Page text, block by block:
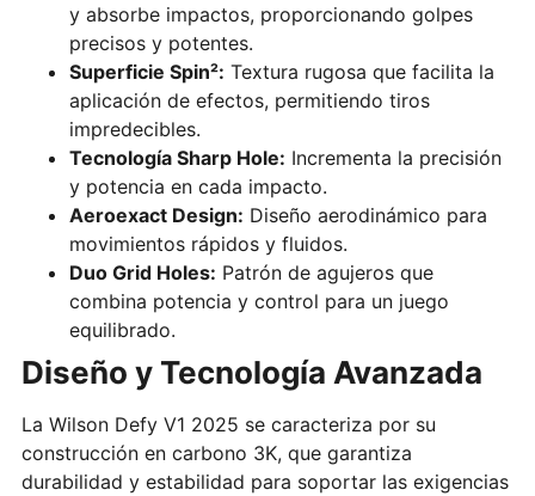
y absorbe impactos, proporcionando golpes
precisos y potentes.
Superficie Spin²: Textura rugosa que facilita la
aplicación de efectos, permitiendo tiros
impredecibles.
Tecnología Sharp Hole: Incrementa la precisión
y potencia en cada impacto.
Aeroexact Design: Diseño aerodinámico para
movimientos rápidos y fluidos.
Duo Grid Holes: Patrón de agujeros que
combina potencia y control para un juego
equilibrado.
Diseño y Tecnología Avanzada
La Wilson Defy V1 2025 se caracteriza por su
construcción en carbono 3K, que garantiza
durabilidad y estabilidad para soportar las exigencias